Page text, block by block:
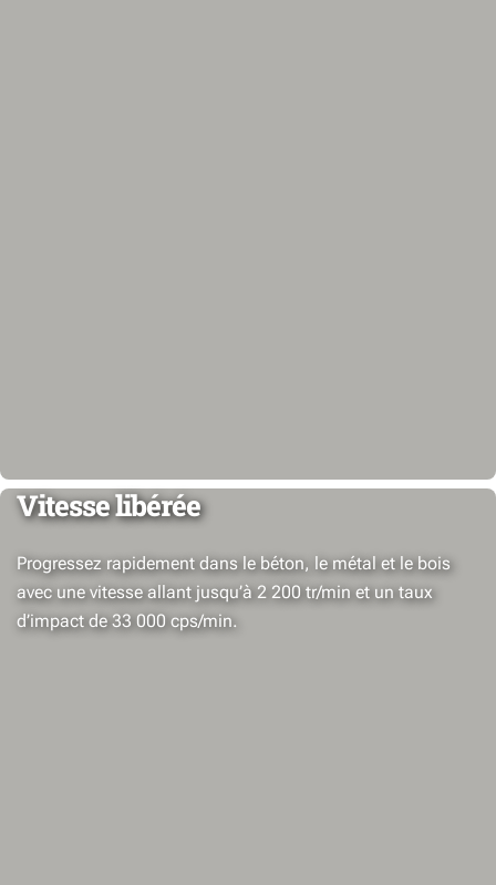
Vitesse libérée
Progressez rapidement dans le béton, le métal et le bois
avec une vitesse allant jusqu’à 2 200 tr/min et un taux
d’impact de 33 000 cps/min.